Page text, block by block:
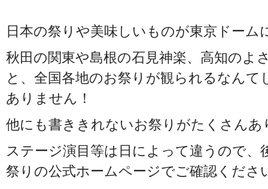
日本の祭りや美味しいものが東京ドーム
秋田の関東や島根の石見神楽、高知の
と、全国各地のお祭りが観られるなん
ありません！
他にも書ききれないお祭りがたくさんあ
ステージ演目等は日によって違うので
祭りの公式ホームページでご確認くださ